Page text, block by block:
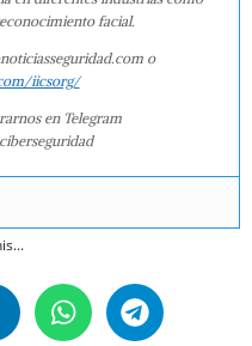
facial.
o
iicsorg/
en Telegram